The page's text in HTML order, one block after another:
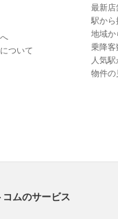
ついて
最新店
駅から
地域か
乗降客
人気
物件の
ムのサービス